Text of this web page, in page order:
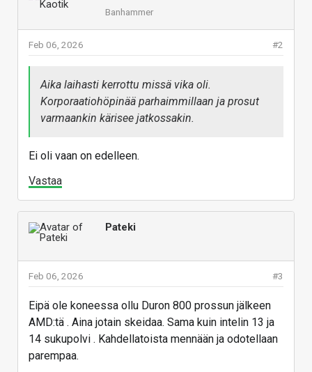
Banhammer
#2
Feb 06, 2026
Aika laihasti kerrottu missä vika oli.
Korporaatiohöpinää parhaimmillaan ja prosut
varmaankin kärisee jatkossakin.
Ei oli vaan on edelleen.
Vastaa
Pateki
#3
Feb 06, 2026
Eipä ole koneessa ollu Duron 800 prossun jälkeen
AMD:tä . Aina jotain skeidaa. Sama kuin intelin 13 ja
14 sukupolvi . Kahdellatoista mennään ja odotellaan
parempaa.